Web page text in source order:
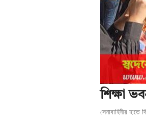
শিক্ষা
সেনাবাহিনীর